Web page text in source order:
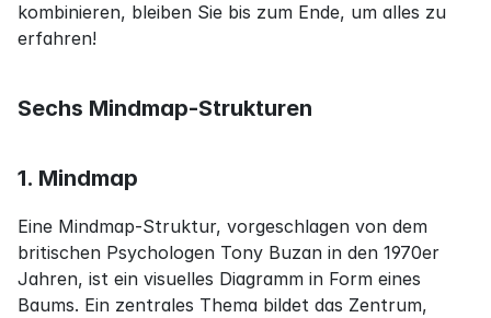
kombinieren, bleiben Sie bis zum Ende, um alles zu
erfahren!
Sechs Mindmap-Strukturen
1. Mindmap
Eine Mindmap-Struktur, vorgeschlagen von dem
britischen Psychologen Tony Buzan in den 1970er
Jahren, ist ein visuelles Diagramm in Form eines
Baums. Ein zentrales Thema bildet das Zentrum,